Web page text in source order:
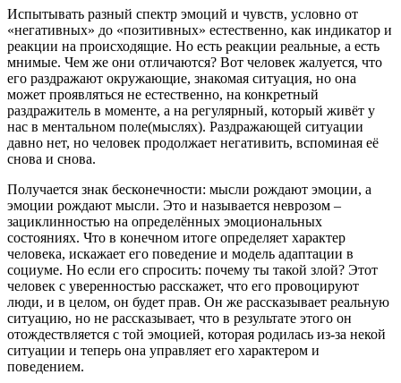
Испытывать разный спектр эмоций и чувств, условно от
«негативных» до «позитивных» естественно, как индикатор и
реакции на происходящие. Но есть реакции реальные, а есть
мнимые. Чем же они отличаются? Вот человек жалуется, что
его раздражают окружающие, знакомая ситуация, но она
может проявляться не естественно, на конкретный
раздражитель в моменте, а на регулярный, который живёт у
нас в ментальном поле(мыслях). Раздражающей ситуации
давно нет, но человек продолжает негативить, вспоминая её
снова и снова.
Получается знак бесконечности: мысли рождают эмоции, а
эмоции рождают мысли. Это и называется неврозом –
зациклинностью на определённых эмоциональных
состояниях. Что в конечном итоге определяет характер
человека, искажает его поведение и модель адаптации в
социуме. Но если его спросить: почему ты такой злой? Этот
человек с уверенностью расскажет, что его провоцируют
люди, и в целом, он будет прав. Он же рассказывает реальную
ситуацию, но не рассказывает, что в результате этого он
отождествляется с той эмоцией, которая родилась из-за некой
ситуации и теперь она управляет его характером и
поведением.